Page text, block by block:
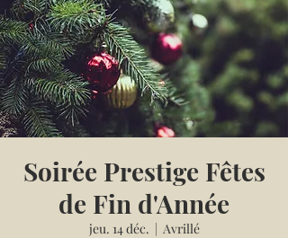
Soirée Prestige Fêtes
de Fin d'Année
jeu. 14 déc.
  |
Avrillé